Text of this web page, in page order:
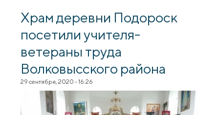
Храм деревни Подороск
посетили учителя-
ветераны труда
Волковысского района
29 сентября, 2020 - 16:26